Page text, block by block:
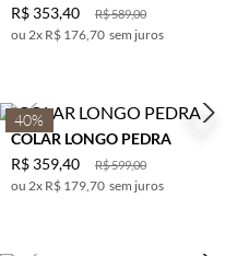
R$589,00
R$ 353,40
2x R$ 176,70 sem juros
40%
COLAR LONGO PEDRA
R$599,00
R$ 359,40
2x R$ 179,70 sem juros